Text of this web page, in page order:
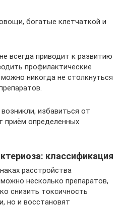
богатые клетчаткой и
всегда приводит к развитию
профилактические
никогда не столкнуться
избавиться от
приём определенных
классификация
расстройства
несколько препаратов,
снизить токсичность
но и восстановят